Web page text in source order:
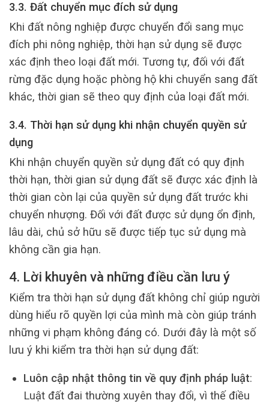
3.3. Đất chuyển mục đích sử dụng
Khi đất nông nghiệp được chuyển đổi sang mục
đích phi nông nghiệp, thời hạn sử dụng sẽ được
xác định theo loại đất mới. Tương tự, đối với đất
rừng đặc dụng hoặc phòng hộ khi chuyển sang đất
khác, thời gian sẽ theo quy định của loại đất mới.
3.4. Thời hạn sử dụng khi nhận chuyển quyền sử
dụng
Khi nhận chuyển quyền sử dụng đất có quy định
thời hạn, thời gian sử dụng đất sẽ được xác định là
thời gian còn lại của quyền sử dụng đất trước khi
chuyển nhượng. Đối với đất được sử dụng ổn định,
lâu dài, chủ sở hữu sẽ được tiếp tục sử dụng mà
không cần gia hạn.
4. Lời khuyên và những điều cần lưu ý
Kiểm tra thời hạn sử dụng đất không chỉ giúp người
dùng hiểu rõ quyền lợi của mình mà còn giúp tránh
những vi phạm không đáng có. Dưới đây là một số
lưu ý khi kiểm tra thời hạn sử dụng đất:
Luôn cập nhật thông tin về quy định pháp luật:
Luật đất đai thường xuyên thay đổi, vì thế điều